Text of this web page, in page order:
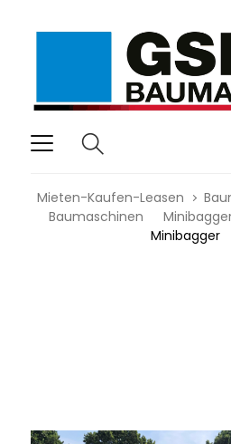
Mieten-Kaufen-Leasen
Baumaschinen
Minibagger